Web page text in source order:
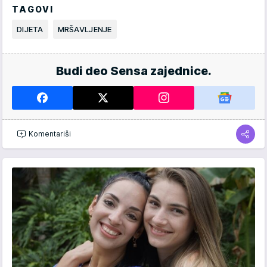
TAGOVI
DIJETA MRŠAVLJENJE
Budi deo Sensa zajednice.
Komentariši